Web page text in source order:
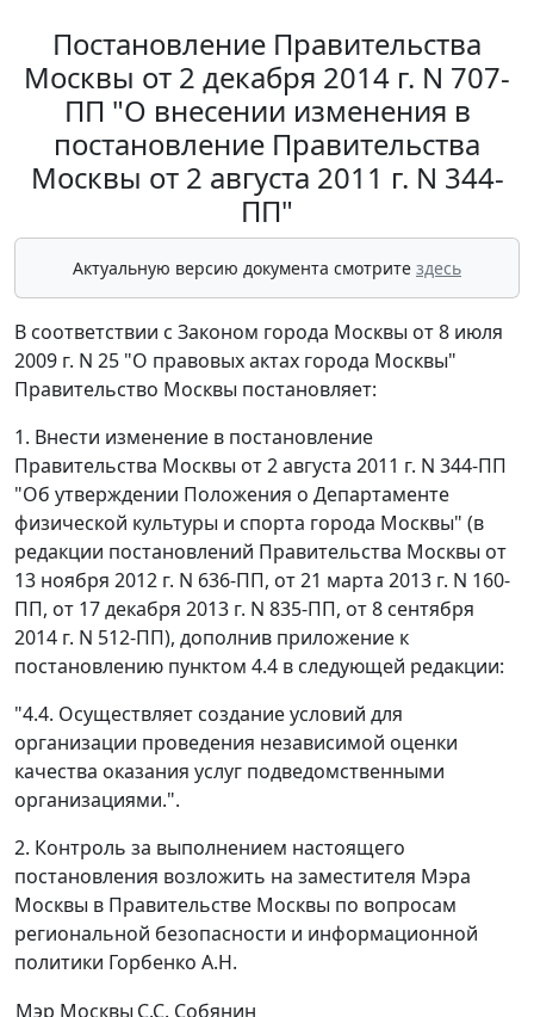
Постановление Правительства
Москвы от 2 декабря 2014 г. N 707-
ПП "О внесении изменения в
постановление Правительства
Москвы от 2 августа 2011 г. N 344-
ПП"
Актуальную версию документа смотрите здесь
В соответствии с Законом города Москвы от 8 июля
2009 г. N 25 "О правовых актах города Москвы"
Правительство Москвы постановляет:
1. Внести изменение в постановление
Правительства Москвы от 2 августа 2011 г. N 344-ПП
"Об утверждении Положения о Департаменте
физической культуры и спорта города Москвы" (в
редакции постановлений Правительства Москвы от
13 ноября 2012 г. N 636-ПП, от 21 марта 2013 г. N 160-
ПП, от 17 декабря 2013 г. N 835-ПП, от 8 сентября
2014 г. N 512-ПП), дополнив приложение к
постановлению пунктом 4.4 в следующей редакции:
"4.4. Осуществляет создание условий для
организации проведения независимой оценки
качества оказания услуг подведомственными
организациями.".
2. Контроль за выполнением настоящего
постановления возложить на заместителя Мэра
Москвы в Правительстве Москвы по вопросам
региональной безопасности и информационной
политики Горбенко А.Н.
Мэр Москвы С.С. Собянин